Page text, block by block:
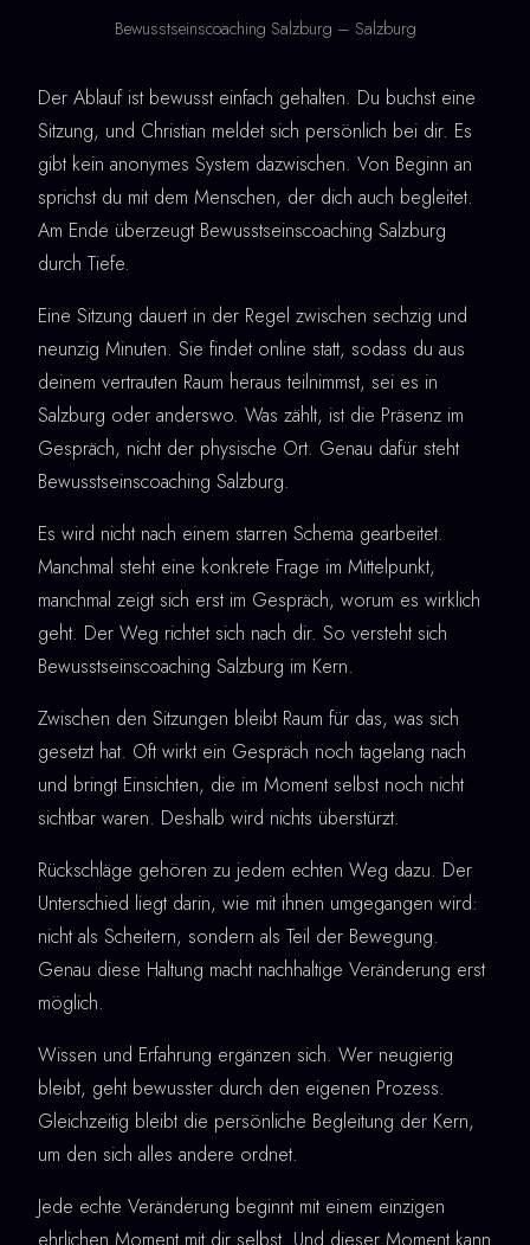
Bewusstseinscoaching Salzburg – Salzburg
Der Ablauf ist bewusst einfach gehalten. Du buchst eine
Sitzung, und Christian meldet sich persönlich bei dir. Es
gibt kein anonymes System dazwischen. Von Beginn an
sprichst du mit dem Menschen, der dich auch begleitet.
Am Ende überzeugt Bewusstseinscoaching Salzburg
durch Tiefe.
Eine Sitzung dauert in der Regel zwischen sechzig und
neunzig Minuten. Sie findet online statt, sodass du aus
deinem vertrauten Raum heraus teilnimmst, sei es in
Salzburg oder anderswo. Was zählt, ist die Präsenz im
Gespräch, nicht der physische Ort. Genau dafür steht
Bewusstseinscoaching Salzburg.
Es wird nicht nach einem starren Schema gearbeitet.
Manchmal steht eine konkrete Frage im Mittelpunkt,
manchmal zeigt sich erst im Gespräch, worum es wirklich
geht. Der Weg richtet sich nach dir. So versteht sich
Bewusstseinscoaching Salzburg im Kern.
Zwischen den Sitzungen bleibt Raum für das, was sich
gesetzt hat. Oft wirkt ein Gespräch noch tagelang nach
und bringt Einsichten, die im Moment selbst noch nicht
sichtbar waren. Deshalb wird nichts überstürzt.
Rückschläge gehören zu jedem echten Weg dazu. Der
Unterschied liegt darin, wie mit ihnen umgegangen wird:
nicht als Scheitern, sondern als Teil der Bewegung.
Genau diese Haltung macht nachhaltige Veränderung erst
möglich.
Wissen und Erfahrung ergänzen sich. Wer neugierig
bleibt, geht bewusster durch den eigenen Prozess.
Gleichzeitig bleibt die persönliche Begleitung der Kern,
um den sich alles andere ordnet.
Jede echte Veränderung beginnt mit einem einzigen
ehrlichen Moment mit dir selbst. Und dieser Moment kann